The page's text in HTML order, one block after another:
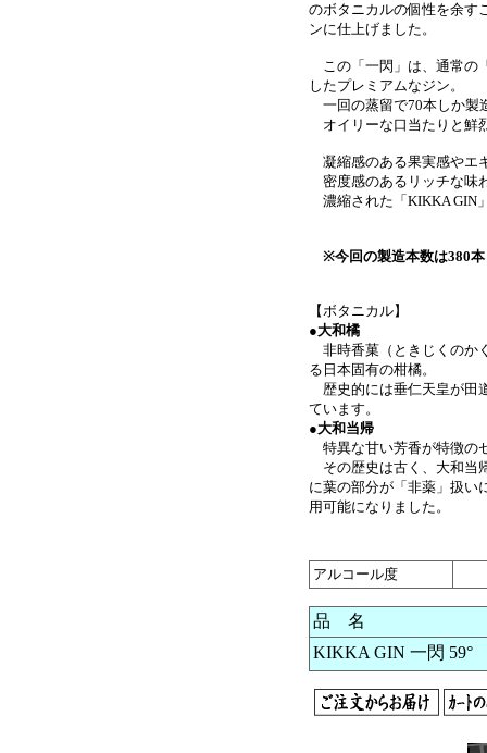
のボタニカルの個性を余す
ンに仕上げました。
この「一閃」は、通常の
したプレミアムなジン。
一回の蒸留で70本しか製
オイリーな口当たりと鮮
凝縮感のある果実感やエ
密度感のあるリッチな味
濃縮された「KIKKA GIN
※今回の製造本数は380本
【ボタニカル】
●大和橘
非時香菓（ときじくのか
る日本固有の柑橘。
歴史的には垂仁天皇が田
ています。
●大和当帰
特異な甘い芳香が特徴の
その歴史は古く、大和当
に葉の部分が「非薬」扱い
用可能になりました。
アルコール度
品 名
KIKKA GIN 一閃 59°